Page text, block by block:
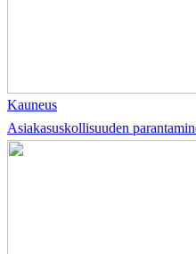
Kauneus
Asiakasuskollisuuden